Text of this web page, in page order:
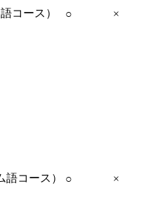
コース） ○ ×
コース） ○ ×